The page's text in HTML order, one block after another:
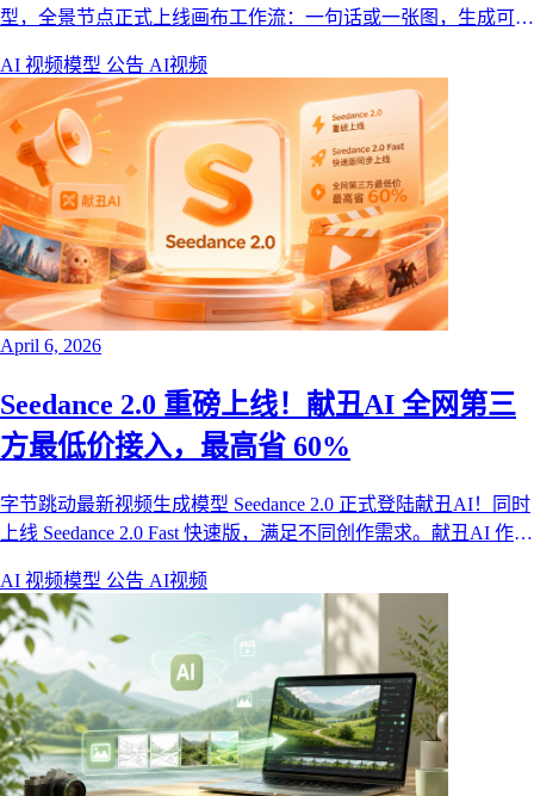
型，全景节点正式上线画布工作流：一句话或一张图，生成可自
AI 视频模型 公告 AI视频
April 6, 2026
Seedance 2.0 重磅上线！献丑AI 全网第三
方最低价接入，最高省 60%
字节跳动最新视频生成模型 Seedance 2.0 正式登陆献丑AI！同时
上线 Seedance 2.0 Fast 快速版，满足不同创作需求。献丑AI 作为
队版用户最高可省 60%。
AI 视频模型 公告 AI视频